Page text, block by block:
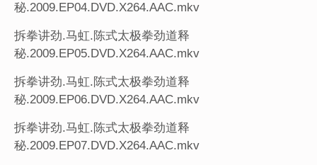
秘.2009.EP04.DVD.X264.AAC.mkv
拆拳讲劲.马虹.陈式太极拳劲道释
秘.2009.EP05.DVD.X264.AAC.mkv
拆拳讲劲.马虹.陈式太极拳劲道释
秘.2009.EP06.DVD.X264.AAC.mkv
拆拳讲劲.马虹.陈式太极拳劲道释
秘.2009.EP07.DVD.X264.AAC.mkv